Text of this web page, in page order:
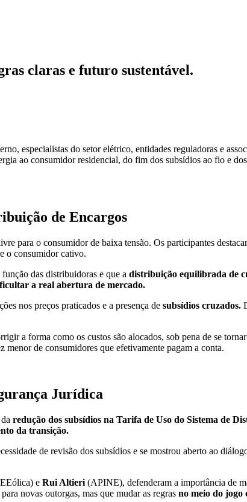
claras e futuro sustentável.
especialistas do setor elétrico, entidades reguladoras e
ao consumidor residencial, do fim dos subsídios ao fio e
de Encargos
para o consumidor de baixa tensão. Os participantes
o consumidor cativo.
das distribuidoras e que a distribuição equilibrada de
a real abertura de mercado.
nos preços praticados e a presença de subsídios cruzados.
a forma como os custos são alocados, sob pena de se
menor de consumidores que efetivamente pagam a conta.
Jurídica
redução dos subsídios na Tarifa de Uso do Sistema de
da transição.
de revisão dos subsídios e se mostrou aberto ao
e Rui Altieri (APINE), defenderam a importância de
novas outorgas, mas que mudar as regras no meio do jogo